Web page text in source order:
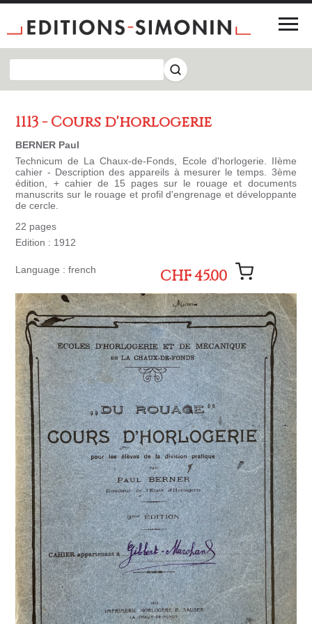
1113 - Cours d'horlogerie
BERNER Paul
Technicum de La Chaux-de-Fonds, Ecole d'horlogerie. IIème
cahier - Description des appareils à mesurer le temps. 3ème
édition, + cahier de 15 pages sur le rouage et documents
manuscrits sur le rouage et profil d'engrenage et développante
de cercle.
22 pages
Edition : 1912
Language : french CHF 45.00